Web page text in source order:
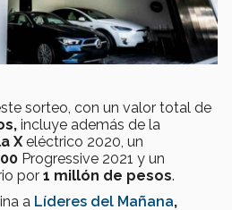
sorteo, con un valor total de
incluye además de la
Xeléctrico 2020, un
Progressive 2021 y un
por 1 millón de pesos.
a Líderes del Mañana,